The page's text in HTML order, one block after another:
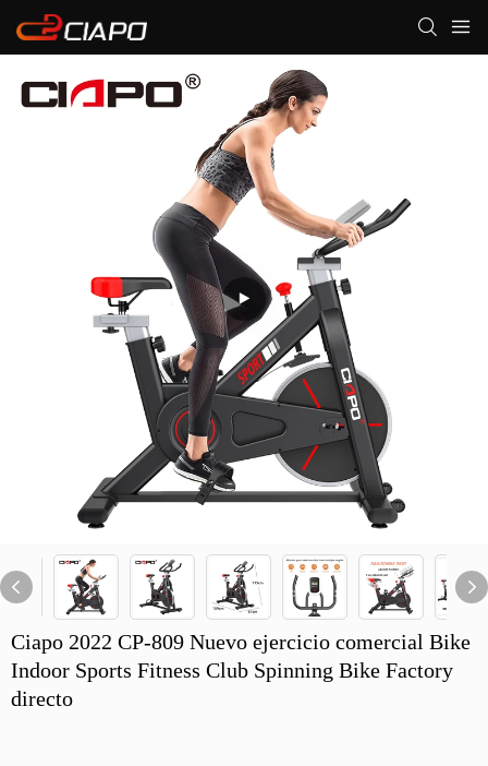
Ciapo 2022 CP-809 Nuevo ejercicio comercial Bike
Indoor Sports Fitness Club Spinning Bike Factory
directo